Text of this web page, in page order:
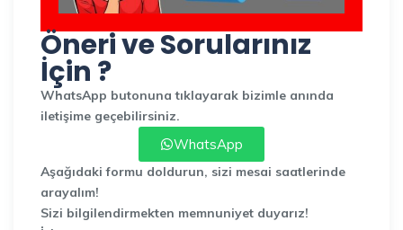
Öneri ve Sorularınız
İçin ?
WhatsApp butonuna tıklayarak bizimle anında
iletişime geçebilirsiniz.
WhatsApp
Aşağıdaki formu doldurun, sizi mesai saatlerinde
arayalım!
Sizi bilgilendirmekten memnuniyet duyarız!